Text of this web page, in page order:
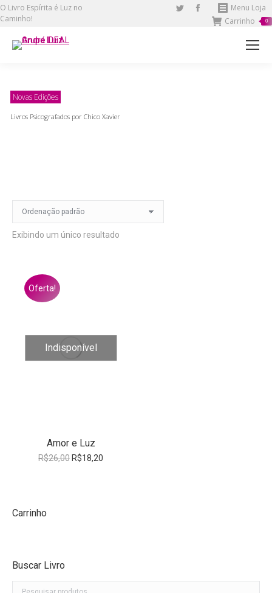
O Livro Espírita é Luz no
Caminho!
TwitterFacebook
page
Menu Loja
Carrinho
0
Novas Edições
Livros Psicografados por Chico Xavier
Exibindo um único resultado
Oferta!
Indisponível
Amor e Luz
R$26,00OR$18,20
Carrinho
Buscar Livro